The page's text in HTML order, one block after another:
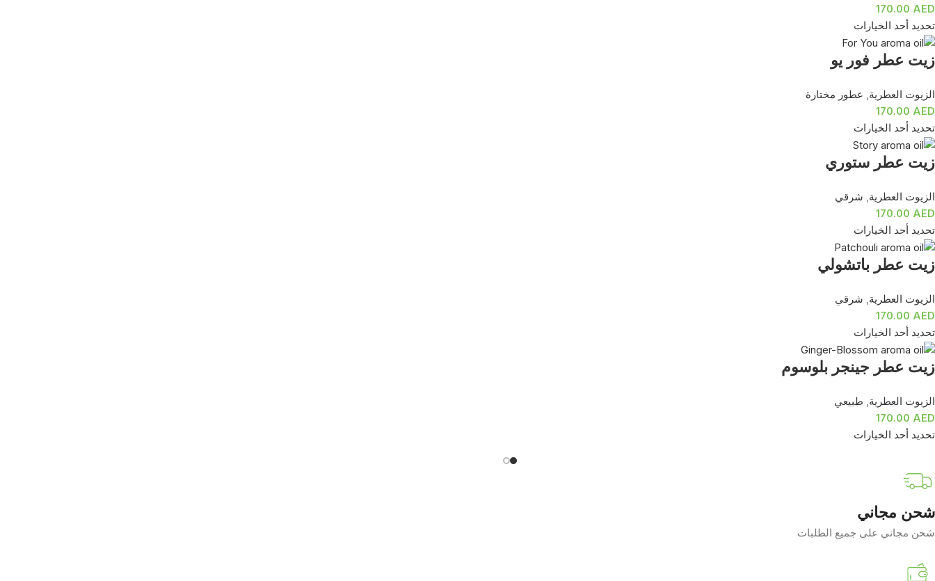
170.00 AED
تحديد أحد الخيارات
زيت عطر فور يو
الزيوت العطرية, عطور مختارة
170.00 AED
تحديد أحد الخيارات
زيت عطر ستوري
الزيوت العطرية, شرقي
170.00 AED
تحديد أحد الخيارات
زيت عطر باتشولي
الزيوت العطرية, شرقي
170.00 AED
تحديد أحد الخيارات
زيت عطر جينجر بلوسوم
الزيوت العطرية, طبيعي
170.00 AED
تحديد أحد الخيارات
شحن مجاني
شحن مجاني على جميع الطلبات